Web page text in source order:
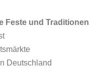
Feste und Traditionen
Deutschland